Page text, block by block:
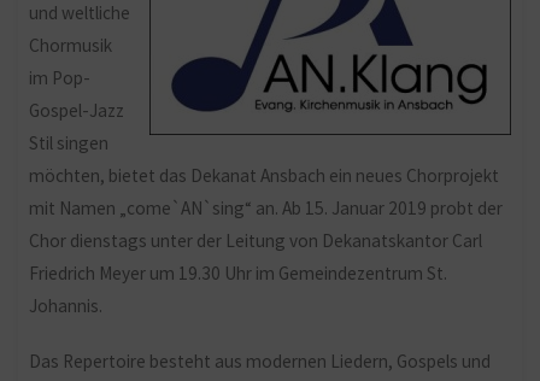
und weltliche
Chormusik
im Pop-
Gospel-Jazz
Stil singen
möchten, bietet das Dekanat Ansbach ein neues Chorprojekt
mit Namen „come`AN`sing“ an. Ab 15. Januar 2019 probt der
Chor dienstags unter der Leitung von Dekanatskantor Carl
Friedrich Meyer um 19.30 Uhr im Gemeindezentrum St.
Johannis.
Das Repertoire besteht aus modernen Liedern, Gospels und